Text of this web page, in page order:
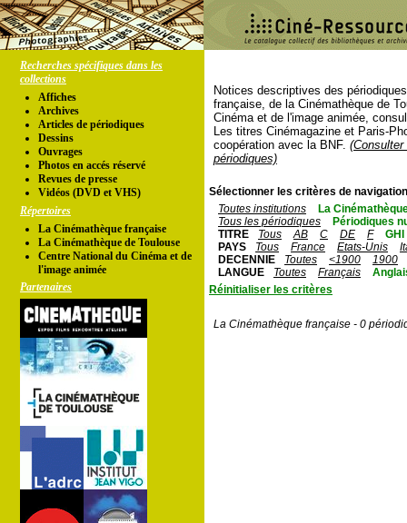
Recherches spécifiques dans les
collections
Affiches
Archives
Articles de périodiques
Dessins
Ouvrages
Photos en accés réservé
Revues de presse
Vidéos (DVD et VHS)
Répertoires
La Cinémathèque française
La Cinémathèque de Toulouse
Centre National du Cinéma et de
l'image animée
Partenaires
Notices descriptives des
française, de la Cinémathèque de
Cinéma et de l'image animée,
Les titres Cinémagazine et Paris-
coopération avec la BNF.
périodiques)
Sélectionner les critères de
Toutes institutions
La
Tous les périodiques
Périodiques
TITRE
Tous AB C DE F
GHI
PAYS
Tous France Etats-Unis
DECENNIE
Toutes <1900
1900
LANGUE
Toutes Français
Réinitialiser les critères
La Cinémathèque française - 0